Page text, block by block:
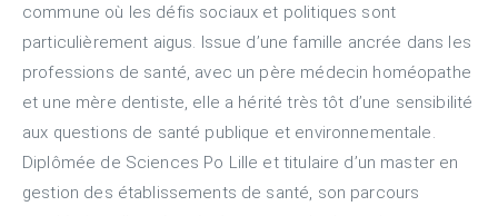
commune où les défis sociaux et politiques sont
particulièrement aigus. Issue d’une famille ancrée dans les
professions de santé, avec un père médecin homéopathe
et une mère dentiste, elle a hérité très tôt d’une sensibilité
aux questions de santé publique et environnementale.
Diplômée de Sciences Po Lille et titulaire d’un master en
gestion des établissements de santé, son parcours